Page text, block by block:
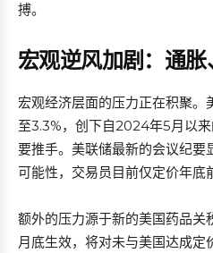
搏。
宏观逆风加剧：通
宏观经济层面的压力正在积聚
至3.3%，创下自2024年5月以
要推手。美联储最新的会议纪要
可能性，交易员目前仅定价年底
额外的压力源于新的美国药品
月底生效，将对未与美国达成定